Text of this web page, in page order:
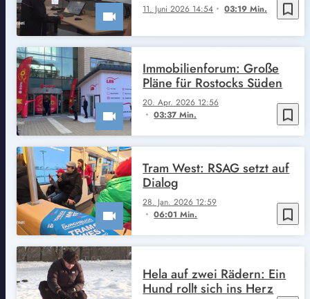
bookmark_border
11. Juni 2026 14:54 03:19 Min.
bookmark_border
20. Apr. 2026 12:56
03:37 Min.
Immobilienforum: Große
Pläne für Rostocks Süden
bookmark_border
28. Jan. 2026 12:59
06:01 Min.
Tram West: RSAG setzt auf
Dialog
Hela auf zwei Rädern: Ein
Hund rollt sich ins Herz